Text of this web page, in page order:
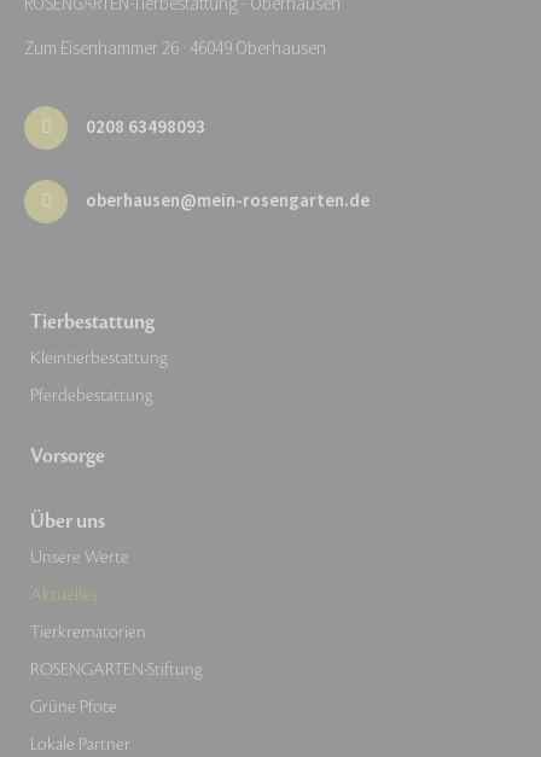
Zum Eisenhammer 26 · 46049 Oberhausen
0208 63498093
oberhausen@mein-rosengarten.de
Tierbestattung
Kleintierbestattung
Pferdebestattung
Vorsorge
Über uns
Unsere Werte
Aktuelles
Tierkrematorien
ROSENGARTEN-Stiftung
Grüne Pfote
Lokale Partner